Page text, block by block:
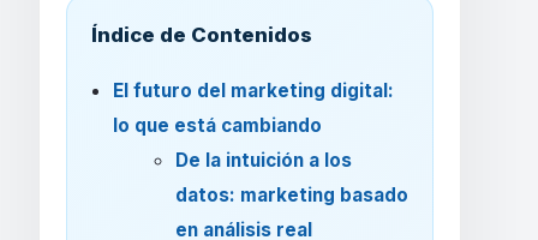
Índice de Contenidos
El futuro del marketing digital:
lo que está cambiando
De la intuición a los
datos: marketing basado
en análisis real